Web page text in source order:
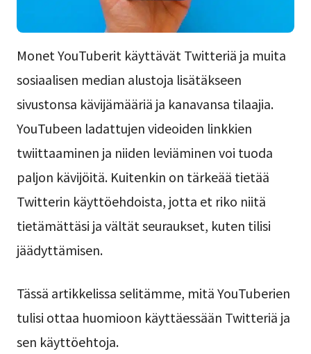
Monet YouTuberit käyttävät Twitteriä ja muita
sosiaalisen median alustoja lisätäkseen
sivustonsa kävijämääriä ja kanavansa tilaajia.
YouTubeen ladattujen videoiden linkkien
twiittaaminen ja niiden leviäminen voi tuoda
paljon kävijöitä. Kuitenkin on tärkeää tietää
Twitterin käyttöehdoista, jotta et riko niitä
tietämättäsi ja vältät seuraukset, kuten tilisi
jäädyttämisen.
Tässä artikkelissa selitämme, mitä YouTuberien
tulisi ottaa huomioon käyttäessään Twitteriä ja
sen käyttöehtoja.